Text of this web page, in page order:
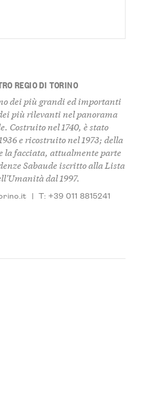
REGIO DI TORINO
dei più grandi ed importanti
più rilevanti nel panorama
Costruito nel 1740, è stato
e ricostruito nel 1973; della
la facciata, attualmente parte
Sabaude iscritto alla Lista
dal 1997.
| T: +39 011 8815241